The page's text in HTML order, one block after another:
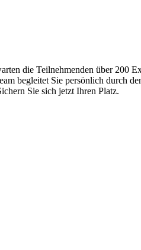
die Teilnehmenden über 200
begleitet Sie persönlich durch
Sie sich jetzt Ihren Platz.